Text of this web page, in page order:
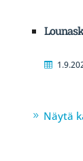
Näytä